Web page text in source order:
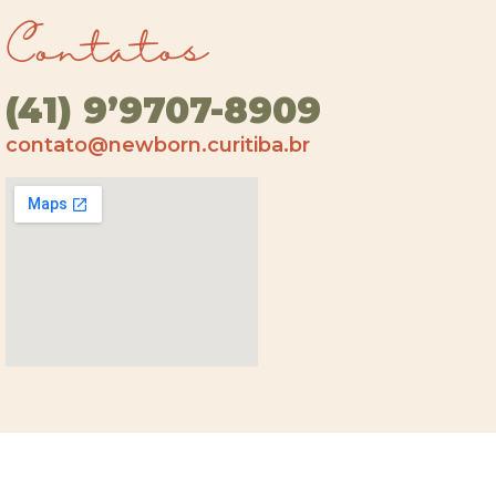
Contatos
(41) 9’9707-8909
contato@newborn.curitiba.br